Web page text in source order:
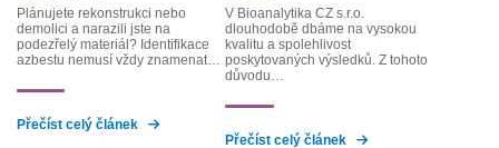
Plánujete rekonstrukci nebo
demolici a narazili jste na
podezřelý materiál? Identifikace
azbestu nemusí vždy znamenat…
Přečíst celý článek
V Bioanalytika CZ s.r.o.
dlouhodobě dbáme na vysokou
kvalitu a spolehlivost
poskytovaných výsledků. Z tohoto
důvodu…
Přečíst celý článek